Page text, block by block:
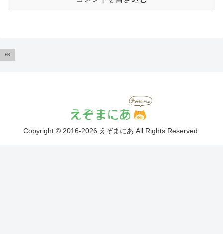
PR
Copyright © 2016-2026 えぞまにあ All Rights Reserved.